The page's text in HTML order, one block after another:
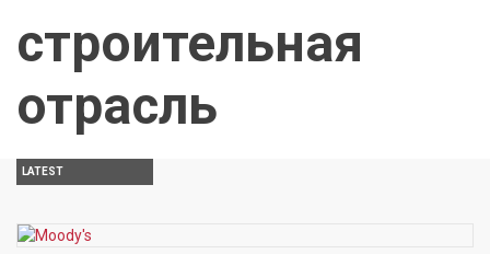
строительная
отрасль
LATEST